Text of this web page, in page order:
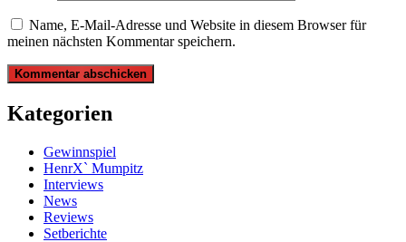
Name, E-Mail-Adresse und Website in diesem Browser für
meinen nächsten Kommentar speichern.
Kategorien
Gewinnspiel
HenrX` Mumpitz
Interviews
News
Reviews
Setberichte